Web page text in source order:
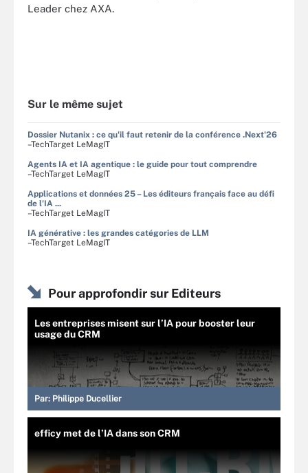
Leader chez AXA.
Sur le même sujet
Dossier Nutanix : ce qu'il faut retenir de la conférence .Next'26
–TechTarget LeMagIT
Agents IA et IA agentique : le guide pour tout comprendre
–TechTarget LeMagIT
Applications et données 25 – Les éditeurs français face au défi
de l'IA ...
–TechTarget LeMagIT
IA générative : les grandes catégories de LLM
–TechTarget LeMagIT
Pour approfondir sur Editeurs
Les entreprises misent sur l’IA pour booster leur
usage du CRM
Par: Philippe Ducellier
efficy met de l’IA dans son CRM